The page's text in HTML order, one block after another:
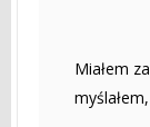
Miałem